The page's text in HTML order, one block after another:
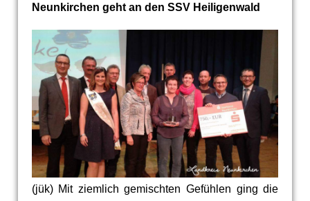
Neunkirchen geht an den SSV Heiligenwald
(jük) Mit ziemlich gemischten Gefühlen ging die